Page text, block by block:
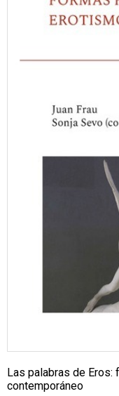
Las palabras de
contemporáneo